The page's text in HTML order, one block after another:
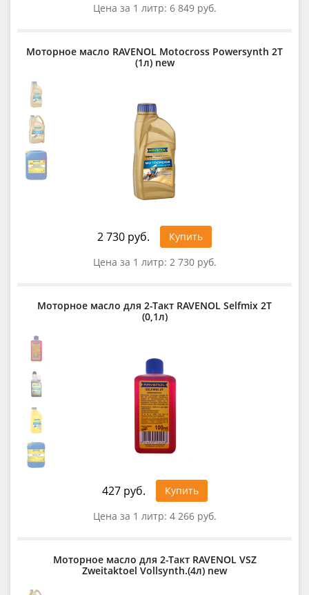
Цена за 1 литр: 6 849 руб.
Моторное масло RAVENOL Motocross Powersynth 2T
(1л) new
2 730 руб.
Купить
Цена за 1 литр: 2 730 руб.
Моторное масло для 2-Такт RAVENOL Selfmix 2T
(0,1л)
427 руб.
Купить
Цена за 1 литр: 4 266 руб.
Моторное масло для 2-Такт RAVENOL VSZ
Zweitaktoel Vollsynth.(4л) new